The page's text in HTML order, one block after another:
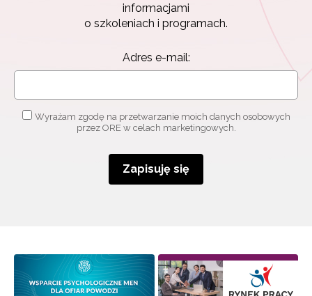
informacjami
o szkoleniach i programach.
Adres e-mail:
Wyrażam zgodę na przetwarzanie moich danych osobowych
przez ORE w celach marketingowych.
Zapisuję się